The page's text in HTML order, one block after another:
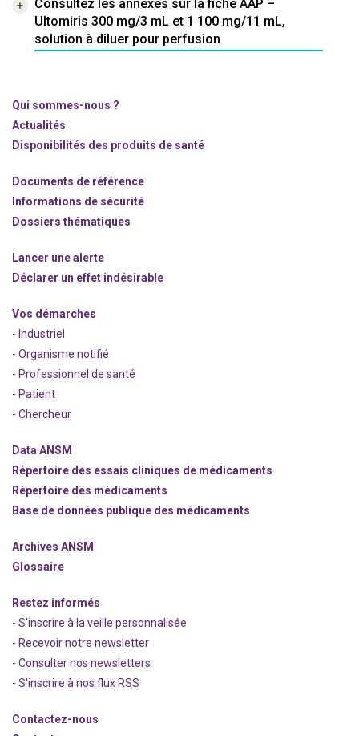
Consultez les annexes sur la fiche AAP –
Ultomiris 300 mg/3 mL et 1 100 mg/11 mL,
solution à diluer pour perfusion
Qui sommes-nous ?
Actualités
Disponibilités des produits de santé
Documents de référence
Informations de sécurité
Dossiers thématiques
Lancer une alerte
Déclarer un effet indésirable
Vos démarches
- Industriel
- Organisme notifié
- Professionnel de santé
- Patient
- Chercheur
Data ANSM
Répertoire des essais cliniques de médicaments
Répertoire des médicaments
Base de données publique des médicaments
Archives ANSM
Glossaire
Restez informés
- S'inscrire à la veille personnalisée
- Recevoir notre newsletter
- Consulter nos newsletters
- S'inscrire à nos flux RSS
Contactez-nous